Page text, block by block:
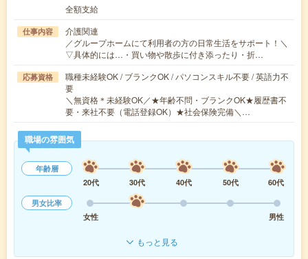
全額支給
仕事内容
介護関連
／グループホームにて利用者の方の日常生活をサポート！＼
▽具体的には…・買い物や散歩に付き添ったり・折…
応募資格
職種未経験OK / ブランクOK / パソコンスキル不要 / 英語力不
要
＼無資格＊未経験OK／★年齢不問・ブランクOK★履歴書不
要・来社不要（電話登録OK）★社会保険完備＼…
職場の雰囲気
年齢層
20代
30代 40代 50代
60代
男女比率
女性
男性
もっと見る